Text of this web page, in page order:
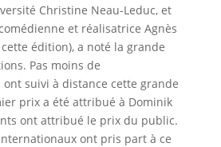
Christine Neau-Leduc, et
et réalisatrice Agnès
édition), a noté la grande
Pas moins de
ont suivi à distance cette grande
prix a été attribué à Dominik
ont attribué le prix du public.
ont pris part à ce